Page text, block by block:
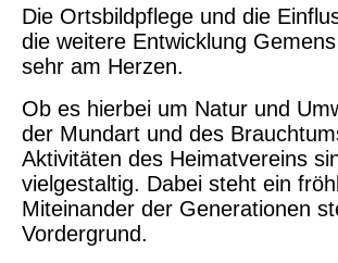
Die Ortsbildpflege und die
die weitere Entwicklung Gemens
sehr am Herzen.
Ob es hierbei um Natur und
der Mundart und des
Aktivitäten des Heimatvereins
vielgestaltig. Dabei steht ein
Miteinander der Generationen
Vordergrund.